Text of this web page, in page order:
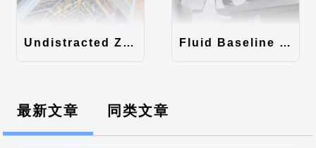
Undistracted Zen主题汉化包 Fluid Baseline Grid主题汉化包
最新文章 同类文章